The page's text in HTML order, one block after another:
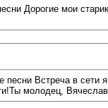
Дорогие мои
Встреча в
молодец,